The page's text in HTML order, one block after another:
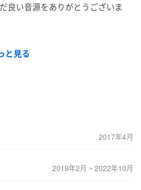
良い音源をありがとうございま
と見る
2017年4月
2019年2月 ~ 2022年10月